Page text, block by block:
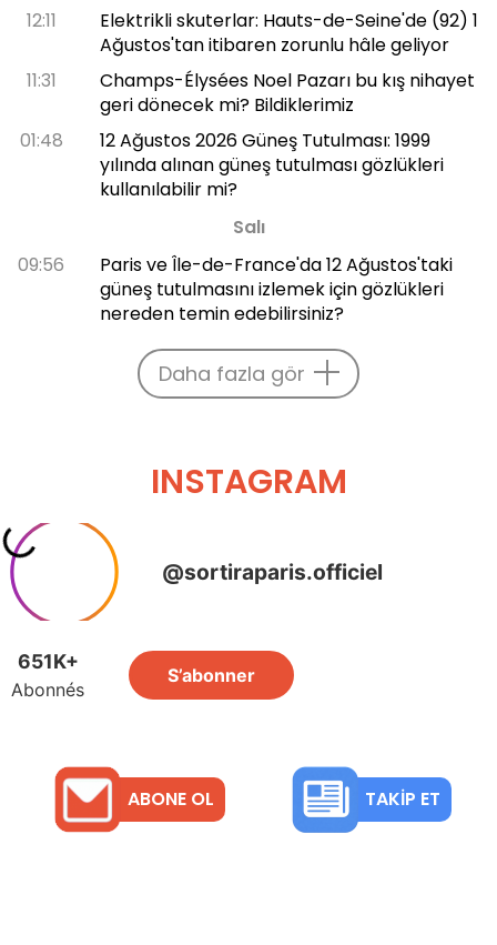
12:11
Elektrikli skuterlar: Hauts-de-Seine'de (92) 1
Ağustos'tan itibaren zorunlu hâle geliyor
11:31
Champs-Élysées Noel Pazarı bu kış nihayet
geri dönecek mi? Bildiklerimiz
01:48
12 Ağustos 2026 Güneş Tutulması: 1999
yılında alınan güneş tutulması gözlükleri
kullanılabilir mi?
Salı
09:56
Paris ve Île-de-France'da 12 Ağustos'taki
güneş tutulmasını izlemek için gözlükleri
nereden temin edebilirsiniz?
Daha fazla gör
INSTAGRAM
ABONE OL TAKIP ET